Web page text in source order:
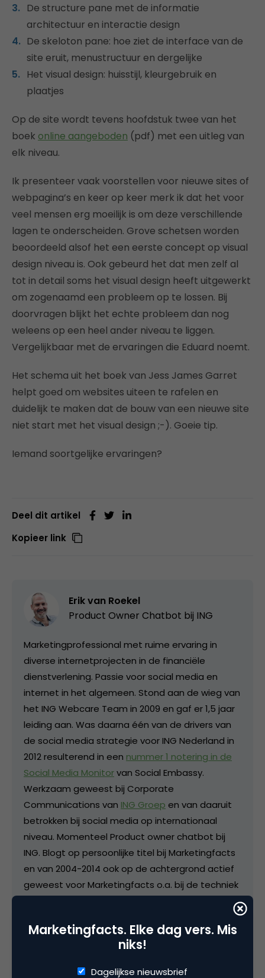
De structure pane met de informatie
architectuur en interactie design
De skeloton pane: hoe ziet de interface van de
site eruit, menustructuur en dergelijke
Het visual design: huisstijl, kleurgebruik en
plaatjes
Op de site wordt tevens hoofdstuk twee van het
boek online aangeboden (pdf) met een uitleg van
elk niveau.
Ik presenteer vaak voorstellen voor nieuwe sites of
webpagina’s en keer op keer merk ik dat het voor
veel mensen erg moeilijk is om deze verschillende
lagen te onderscheiden. Grove schetsen worden
beoordeeld alsof het een eerste concept op visual
design niveau is. Ook gebeurd het dat men zelf al
tot in detail soms het visual design heeft uitgewerkt
om zogenaamd een probleem op te lossen. Bij
doorvragen blijkt het echte probleem dan nog
weleens op een heel ander niveau te liggen.
Vergelijkbaar met de ervaringen die Eduard noemt.
Het schema uit het boek van Jess James Garret
helpt goed om websites uiteen te rafelen en
duidelijk te maken dat de bouw van een nieuwe site
niet start met het visual design ;-). Goeie tip.
Iemand soortgelijke ervaringen?
Deel dit artikel
Kopieer link
Erik van Roekel
Product Owner Chatbot bij ING
Marketingprofessional met ruime ervaring in
diverse internetprojecten in de financiële
dienstverlening. Passie voor social media en
internet in het algemeen. Stond aan de wieg van
het ING Webcare Team in 2009 en gaf er 1,5 jaar
leiding aan. Was daarna één van de drivers van
de social media strategie voor ING Nederland in
2012 resulterend in een nummer 1 notering in de
Social Media Monitorvan Social Embassy.
Werkzaam geweest bij Corporate
Communications van ING Groep en van daaruit
betrokken bij social media op internationaal
niveau. Momenteel Product owner chatbot bij
ING. Blogt op persoonlijke titel bij Marketingfacts
en van 2004-2014 ook op de achtergrond actief
geweest voor Marketingfacts o.a. bij de techniek
Marketingfacts. Elke dag vers. Mis
niks!
Dagelijkse nieuwsbrief